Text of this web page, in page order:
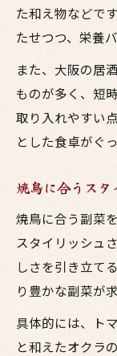
た和え物などで
たせつつ、栄養
また、大阪の居
ものが多く、短
取り入れやすい
とした食卓がぐ
焼鳥に合うスタ
焼鳥に合う副菜
スタイリッシュ
しさを引き立て
り豊かな副菜が
具体的には、ト
と和えたオクラ